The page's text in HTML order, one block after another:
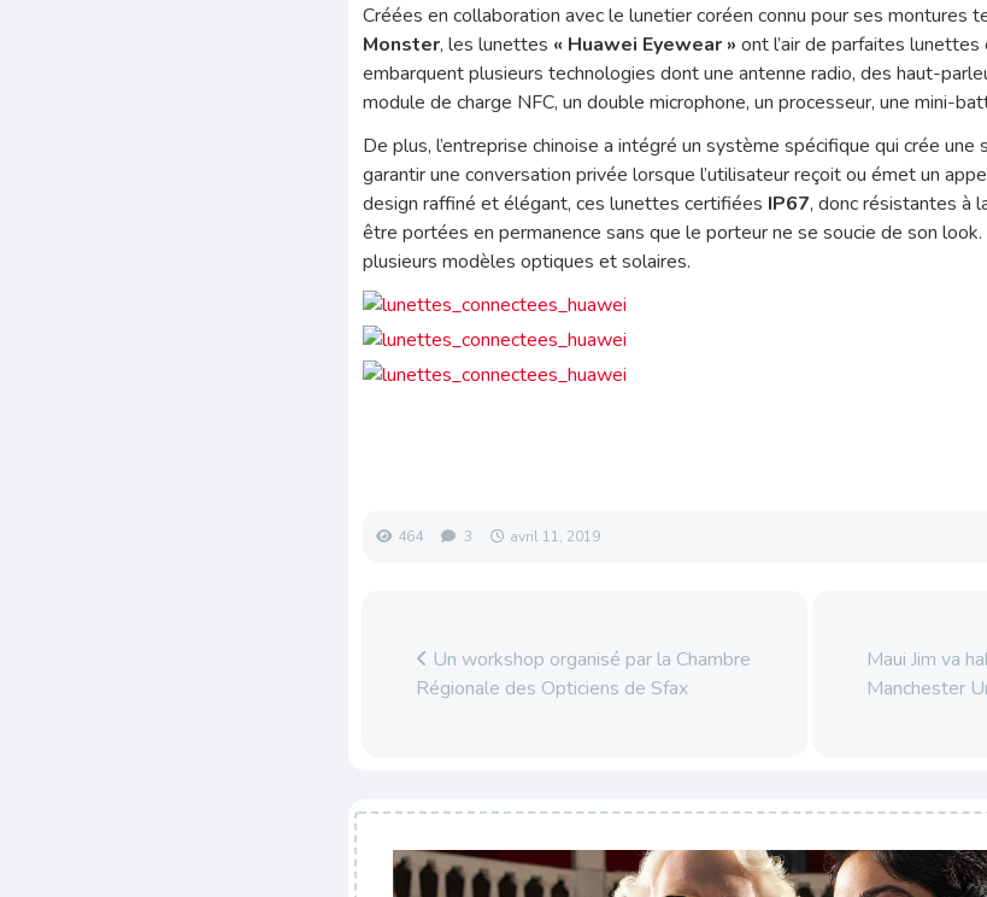
Créées en collaboration avec le lunetier coréen connu pour ses montures
Monster, les lunettes « Huawei Eyewear » ont l’air de parfaites
embarquent plusieurs technologies dont une antenne radio, des haut-
module de charge NFC, un double microphone, un processeur, une mini-
De plus, l’entreprise chinoise a intégré un système spécifique qui crée
garantir une conversation privée lorsque l’utilisateur reçoit ou émet un
design raffiné et élégant, ces lunettes certifiées IP67, donc résistantes à
être portées en permanence sans que le porteur ne se soucie de son
plusieurs modèles optiques et solaires.
464 3 avril 11, 2019
Un workshop organisé par la Chambre
Régionale des Opticiens de Sfax
Maui Jim va
Manchester